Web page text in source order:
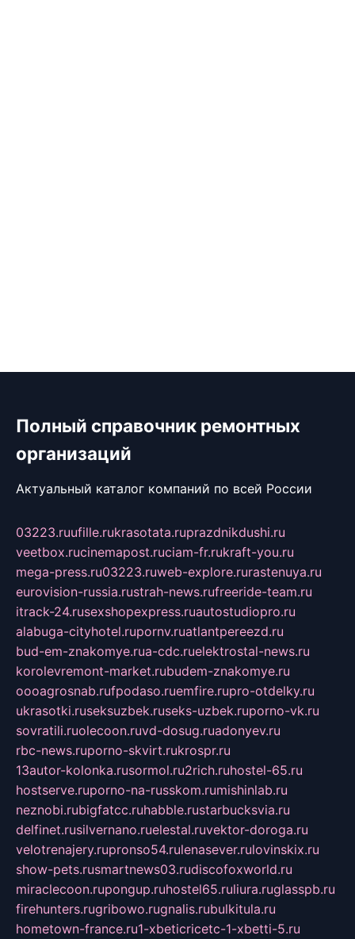
Полный справочник ремонтных
организаций
Актуальный каталог компаний по всей России
03223.ruufille.rukrasotata.ruprazdnikdushi.ru
veetbox.rucinemapost.ruciam-fr.rukraft-you.ru
mega-press.ru03223.ruweb-explore.rurastenuya.ru
eurovision-russia.rustrah-news.rufreeride-team.ru
itrack-24.rusexshopexpress.ruautostudiopro.ru
alabuga-cityhotel.rupornv.ruatlantpereezd.ru
bud-em-znakomye.rua-cdc.ruelektrostal-news.ru
korolevremont-market.rubudem-znakomye.ru
oooagrosnab.rufpodaso.ruemfire.rupro-otdelky.ru
ukrasotki.ruseksuzbek.ruseks-uzbek.ruporno-vk.ru
sovratili.ruolecoon.ruvd-dosug.ruadonyev.ru
rbc-news.ruporno-skvirt.rukrospr.ru
13autor-kolonka.rusormol.ru2rich.ruhostel-65.ru
hostserve.ruporno-na-russkom.rumishinlab.ru
neznobi.rubigfatcc.ruhabble.rustarbucksvia.ru
delfinet.rusilvernano.ruelestal.ruvektor-doroga.ru
velotrenajery.rupronso54.rulenasever.rulovinskix.ru
show-pets.rusmartnews03.rudiscofoxworld.ru
miraclecoon.rupongup.ruhostel65.ruliura.ruglasspb.ru
firehunters.rugribowo.rugnalis.rubulkitula.ru
hometown-france.ru1-xbeticricetc-1-xbetti-5.ru